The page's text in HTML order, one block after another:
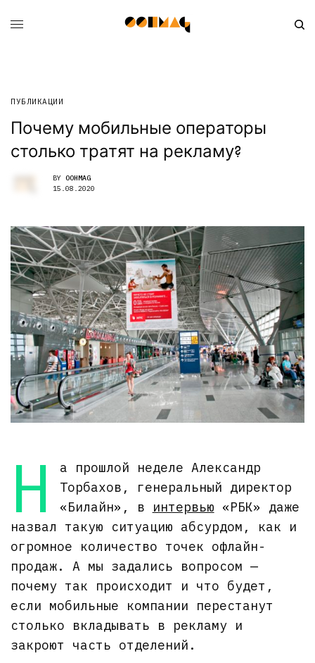
ПУБЛИКАЦИИ
Почему мобильные операторы
столько тратят на рекламу?
BY OOHMAG
15.08.2020
Н
а прошлой неделе Александр
Торбахов, генеральный директор
«Билайн», в
интервью «РБК» даже
назвал такую ситуацию абсурдом, как и
огромное количество точек офлайн-
продаж. А мы задались вопросом —
почему так происходит и что будет,
если мобильные компании перестанут
столько вкладывать в рекламу и
закроют часть отделений.